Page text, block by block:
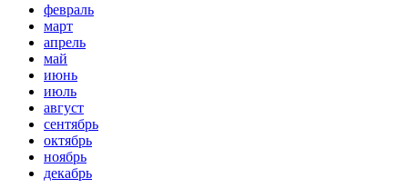
февраль
март
апрель
май
июнь
июль
август
сентябрь
октябрь
ноябрь
декабрь